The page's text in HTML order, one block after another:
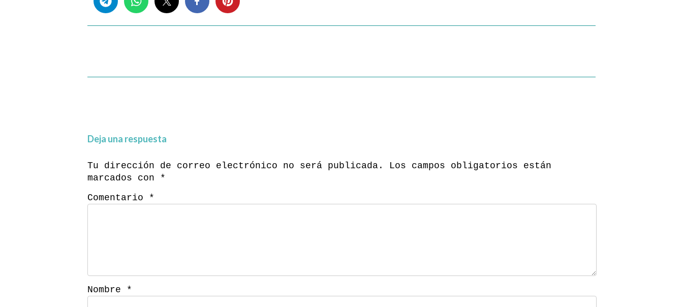
Deja una respuesta
Tu dirección de correo electrónico no será publicada.
Los campos obligatorios están
marcados con *
Comentario *
Nombre *